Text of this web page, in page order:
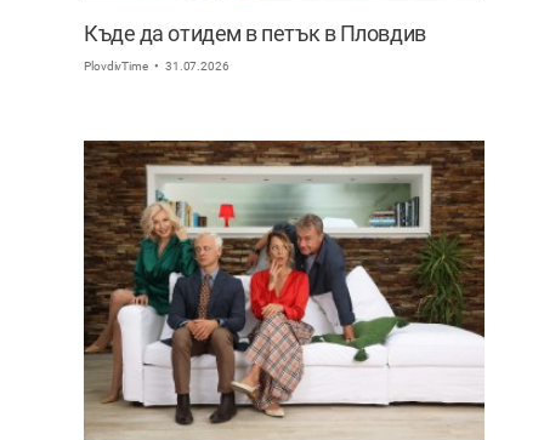
Къде да отидем в петък в Пловдив
PlovdivTime 31.07.2026